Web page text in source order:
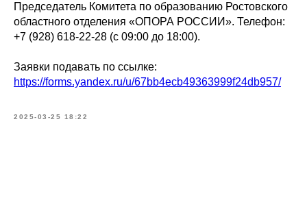
Председатель Комитета по образованию Ростовского
областного отделения «ОПОРА РОССИИ». Телефон:
+7 (928) 618-22-28 (с 09:00 до 18:00).
Заявки подавать по ссылке:
https://forms.yandex.ru/u/67bb4ecb49363999f24db957/
2025-03-25 18:22